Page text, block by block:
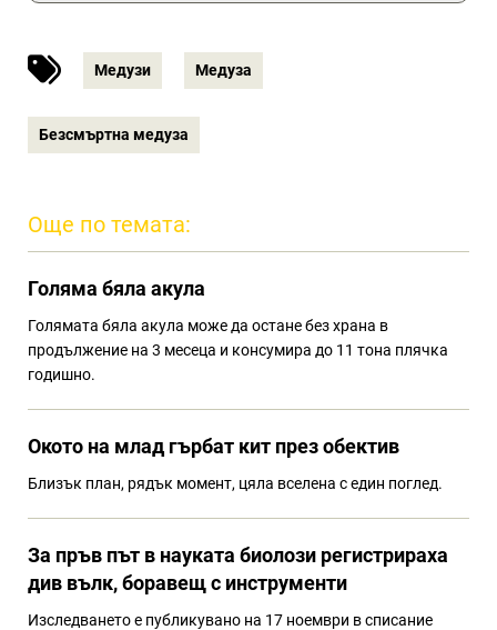
Медузи Медуза
Безсмъртна медуза
Още по темата:
Голяма бяла акула
Голямата бяла акула може да остане без храна в
продължение на 3 месеца и консумира до 11 тона плячка
годишно.
Окото на млад гърбат кит през обектив
Близък план, рядък момент, цяла вселена с един поглед.
За пръв път в науката биолози регистрираха
див вълк, боравещ с инструменти
Изследването е публикувано на 17 ноември в списание